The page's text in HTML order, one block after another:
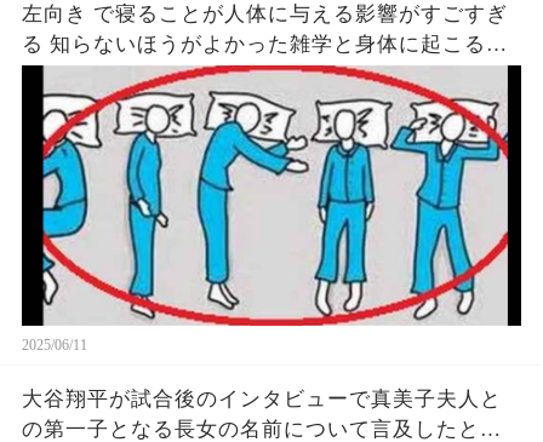
左向き で寝ることが人体に与える影響がすごすぎ
る 知らないほうがよかった雑学と身体に起こる現
象がヤバい… 驚くべき 大人の 面白いけど知ると後
悔
2025/06/11
大谷翔平が試合後のインタビューで真美子夫人と
の第一子となる長女の名前について言及したと話